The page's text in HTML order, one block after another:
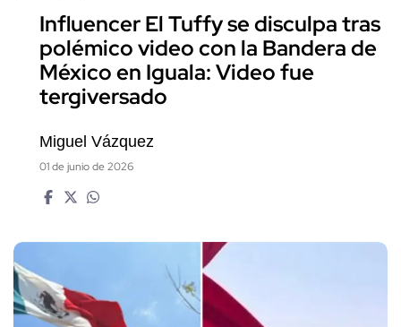
Influencer El Tuffy se disculpa tras
polémico video con la Bandera de
México en Iguala: Video fue
tergiversado
Miguel Vázquez
01 de junio de 2026